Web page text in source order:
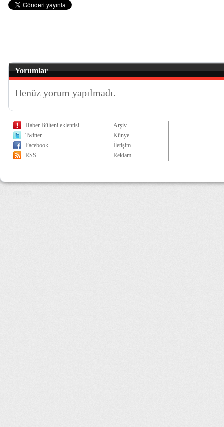
Yorumlar
Henüz yorum yapılmadı.
Haber Bülteni eklentisi
Twitter
Facebook
RSS
Arşiv
Künye
İletişim
Reklam